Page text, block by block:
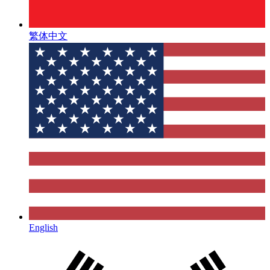
繁体中文
English